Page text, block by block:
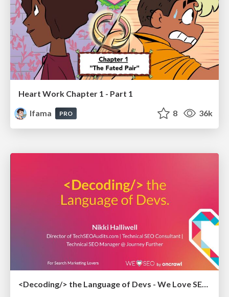
Heart Work Chapter 1 - Part 1
lfama
PRO 8 36k
<Decoding/> the Language of Devs - We Love SEO 2024